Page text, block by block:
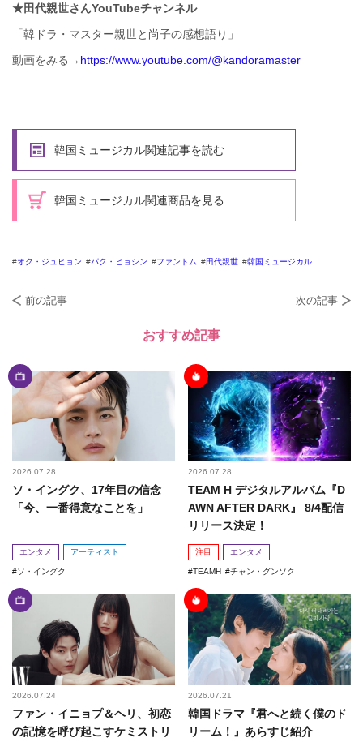
★田代親世さんYouTubeチャンネル
「韓ドラ・マスター親世と尚子の感想語り」
動画をみる→ https://www.youtube.com/@kandoramaster
韓国ミュージカル関連記事を読む
韓国ミュージカル関連商品を見る
オク・ジュヒョン パク・ヒョシン ファントム 田代親世 韓国ミュージカル
前の記事 次の記事
おすすめ記事
2026.07.28
ソ・イングク、17年目の信念
「今、一番得意なことを」
エンタメ アーティスト
ソ・イングク
2026.07.28
TEAM H デジタルアルバム『D
AWN AFTER DARK』 8/4配信
リリース決定！
注目 エンタメ
TEAMH チャン・グンソク
2026.07.24
ファン・イニョプ＆ヘリ、初恋
の記憶を呼び起こすケミストリ
2026.07.21
韓国ドラマ『君へと続く僕のド
リーム！』あらすじ紹介